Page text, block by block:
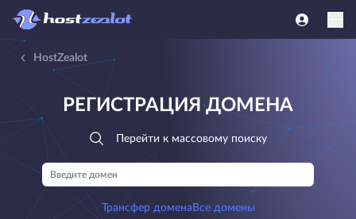
HostZealot
РЕГИСТРАЦИЯ ДОМЕНА
Перейти к массовому поиску
Трансфер домена Все домены